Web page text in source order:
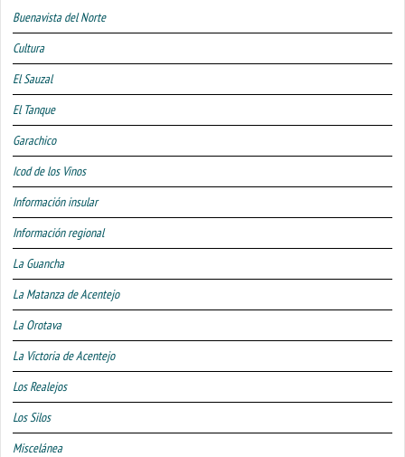
Buenavista del Norte
Cultura
El Sauzal
El Tanque
Garachico
Icod de los Vinos
Información insular
Información regional
La Guancha
La Matanza de Acentejo
La Orotava
La Victoria de Acentejo
Los Realejos
Los Silos
Miscelánea